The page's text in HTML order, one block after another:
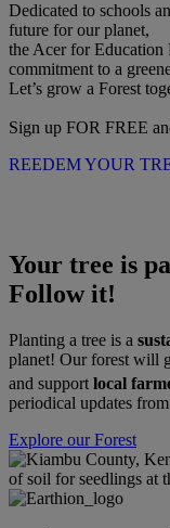
Dedicated to schools
future for our planet,
the Acer for Education
commitment to a
Let’s grow a Forest
Sign up FOR FREE
REEDEM YOUR
Your tree is
Follow it!
Planting a tree is a
planet! Our forest will
and support local
periodical updates
Explore our Forest